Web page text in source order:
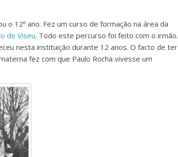
o 12º ano. Fez um curso de formação na área da
de Viseu. Todo este percurso foi feito com o irmão.
nesta instituição durante 12 anos. O facto de ter
fez com que Paulo Rocha vivesse um